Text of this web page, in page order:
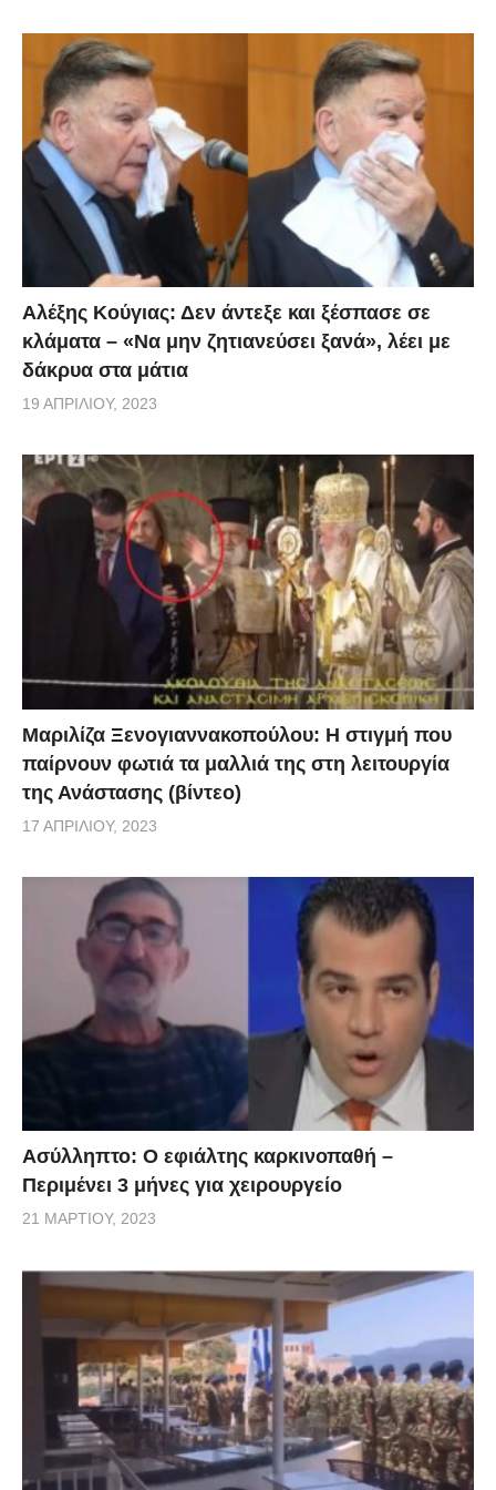
ότι ένα «θερμό επεισόδιο είναι αρκετά πιθανό.
Με πληροφορίες από OPEN TV, ΦΩΤΟ eurokinissi
Αλέξης Κούγιας: Δεν άντεξε και ξέσπασε σε
κλάματα – «Να μην ζητιανεύσει ξανά», λέει με
δάκρυα στα μάτια
19 ΑΠΡΙΛΊΟΥ, 2023
Μαριλίζα Ξενογιαννακοπούλου: Η στιγμή που
παίρνουν φωτιά τα μαλλιά της στη λειτουργία
της Ανάστασης (βίντεο)
17 ΑΠΡΙΛΊΟΥ, 2023
Ασύλληπτο: Ο εφιάλτης καρκινοπαθή –
Περιμένει 3 μήνες για χειρουργείο
21 ΜΑΡΤΊΟΥ, 2023